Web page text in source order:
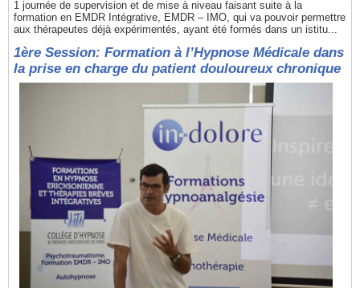
1 journée de supervision et de mise à niveau faisant suite à la
formation en EMDR Intégrative, EMDR – IMO, qui va pouvoir permettre
aux thérapeutes déjà expérimentés, ayant été formés dans un istitu...
1ère Session: Formation à l’Hypnose Médicale dans
la prise en charge du patient douloureux chronique